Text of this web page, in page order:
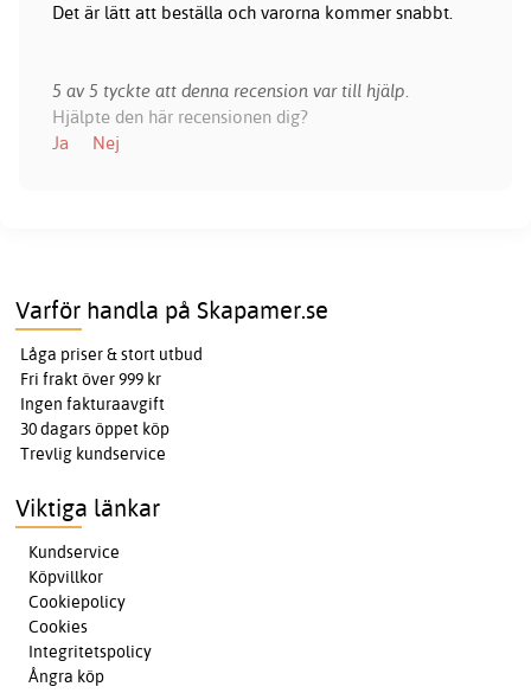
Det är lätt att beställa och varorna kommer snabbt.
5 av 5 tyckte att denna recension var till hjälp.
Hjälpte den här recensionen dig?
Ja
Nej
Varför handla på Skapamer.se
Låga priser & stort utbud
Fri frakt över 999 kr
Ingen fakturaavgift
30 dagars öppet köp
Trevlig kundservice
Viktiga länkar
Kundservice
Köpvillkor
Cookiepolicy
Cookies
Integritetspolicy
Ångra köp